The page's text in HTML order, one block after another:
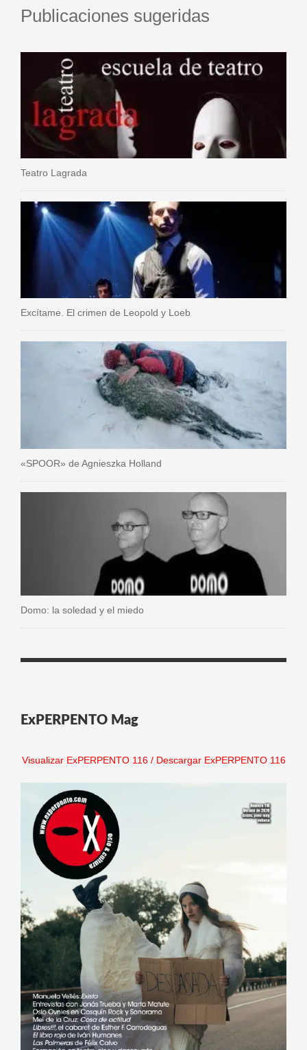
Publicaciones sugeridas
Teatro Lagrada
Excítame. El crimen de Leopold y Loeb
«SPOOR» de Agnieszka Holland
Domo: la soledad y el miedo
ExPERPENTO Mag
Visualizar ExPERPENTO 116/ Descargar ExPERPENTO 116